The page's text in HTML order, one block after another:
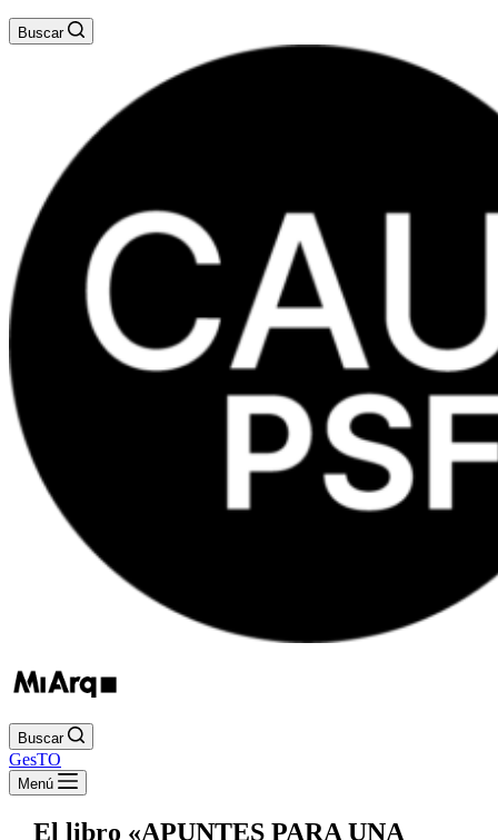
Buscar
Buscar
GesTO
Menú
El libro «APUNTES PARA UNA